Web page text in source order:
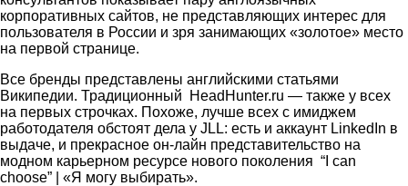
корпоративных сайтов, не представляющих интерес для
пользователя в России и зря занимающих «золотое» место
на первой странице.
Все бренды представлены английскими статьями
Википедии. Традиционный HeadHunter.ru — также у всех
на первых строчках. Похоже, лучше всех с имиджем
работодателя обстоят дела у JLL: есть и аккаунт LinkedIn в
выдаче, и прекрасное он-лайн представительство на
модном карьерном ресурсе нового поколения “I can
choose” | «Я могу выбирать».